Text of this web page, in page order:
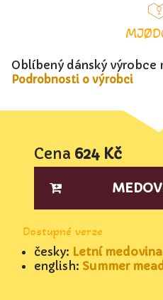
Oblíbený dánský výrobce
Podrobnosti o výrobci
Cena 624 Kč
Dostupné verze
česky: Letní
english: Summer